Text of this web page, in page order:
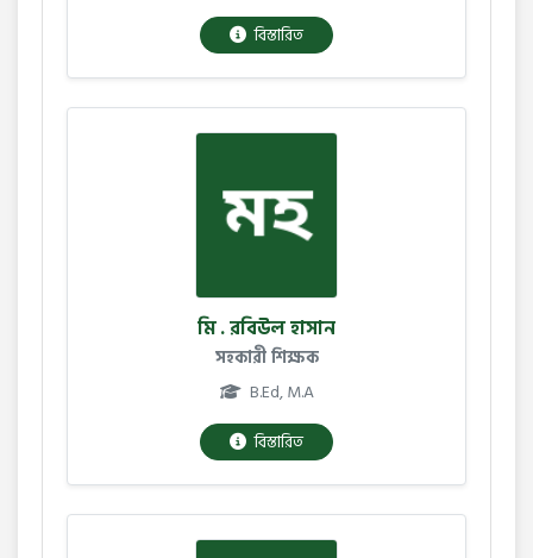
বিস্তারিত
মি . রবিউল হাসান
সহকারী শিক্ষক
B.Ed, M.A
বিস্তারিত